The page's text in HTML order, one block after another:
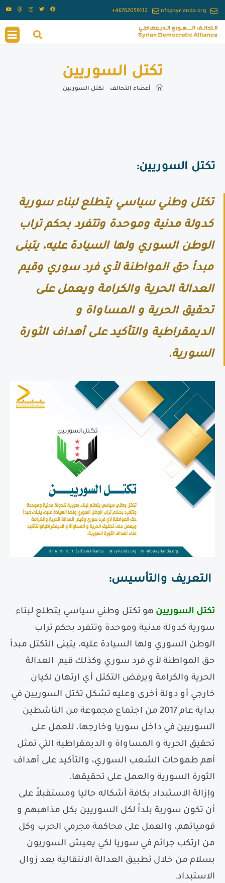
info@syrianda.org
تكتل السوريين
أعضاء التحالف تكتل السوريين
تكتل السوريين:
تكتل وطني سياسي يتطلع لبناء سورية
كدولة مدنية وموحدة وتتفرد بحكم تراب
الوطن السوري ولها السيادة عليه، يتبنى
مبدأ حق المواطنة لأي فرد سوري وقيم
العدالة الحرية والكرامة ويعمل على
تحقيق الحرية و المساواة و
الديمقراطية والتأكيد على أهداف الثورة
السورية.
التعريف والتأسيس:
تكتل السوريين هو تكتل وطني سياسي يتطلع لبناء
سورية كدولة مدنية وموحدة وتتفرد بحكم تراب
الوطن السوري ولها السيادة عليه، يتبنى التكتل مبدأ
حق المواطنة لأي فرد سوري وكذلك قيم العدالة
الحرية والكرامة ويرفض التكتل أي ارتهان لكيان
خارجي أو دولة أخرى وعليه تشكل تكتل السوريين في
بداية عام 2017 من اجتماع مجموعة من الناشطين
السوريين في داخل سوريا وخارجها، للعمل على
تحقيق الحرية و المساواة و الديمقراطية التي تمثل
أهم طموحات الشعب السوري، والتأكيد على أهداف
الثورة السورية والعمل على تحقيقها.
وإزالة الاستبداد بكافة أشكاله حاليا ومستقبلاً على
أن تكون سورية بلداً لكل السوريين بكل مذاهبهم و
قومياتهم، والعمل على محاكمة مجرمي الحرب وكل
من ارتكب جرائم في سوريا لكي يعيش السوريون
بسلام من خلال تطبيق العدالة الانتقالية بعد زوال
الاستبداد.